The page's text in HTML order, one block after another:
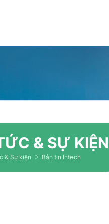
& SỰ KIỆN
& Sự kiện Bản tin Intech